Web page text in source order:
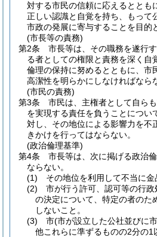
対する市民の信頼に応えるととも
正しい認識と自覚を持ち、もって
市政の発展に寄与することを目的
(市長等の責務)
第2条
市長等は、その職務を遂行
る者としての権限と責務を深く自
倫理の保持に努めるとともに、市
高潔性を明らかにしなければなら
(市民の責務)
第3条
市民は、主権者として自ら
を実現する責任を負うことについ
対し、その地位による影響力を不
きかけを行ってはならない。
(政治倫理基準)
第4条
市長等は、次に掲げる政治
ならない。
(1)
その地位を利用して不当に金
(2)
市が行う許可、認可等の行
の決定について、特定の者のた
しないこと。
(3)
市(市が設立した公社並びに
他これらに準ずるものの2分の1